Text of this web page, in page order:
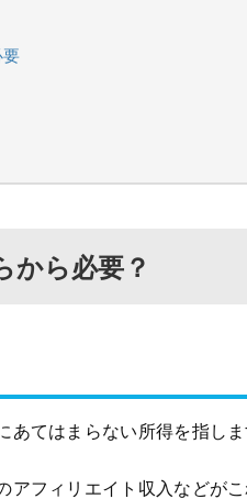
要
から必要？
てはまらない所得を指しま
フィリエイト収入などが